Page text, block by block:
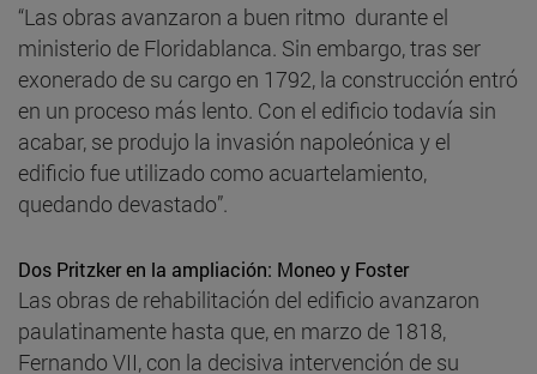
“Las obras avanzaron a buen ritmo durante el
ministerio de Floridablanca. Sin embargo, tras ser
exonerado de su cargo en 1792, la construcción entró
en un proceso más lento. Con el edificio todavía sin
acabar, se produjo la invasión napoleónica y el
edificio fue utilizado como acuartelamiento,
quedando devastado”.
Dos Pritzker en la ampliación: Moneo y Foster
Las obras de rehabilitación del edificio avanzaron
paulatinamente hasta que, en marzo de 1818,
Fernando VII, con la decisiva intervención de su